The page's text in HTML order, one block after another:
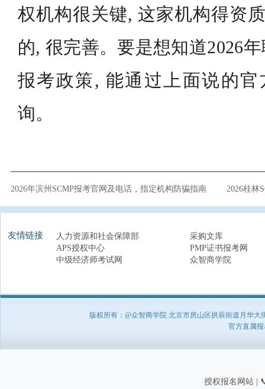
权机构很关键, 这家机构得资
的, 很完善。要是想知道2026
报考政策, 能通过上面说的
询。
2026年滨州SCMP报考官网及电话，指定机构防骗指南 2026桂林
友情链接 人力资源和社会保障部
采购文库
APS授权中心
PMP证书报考网
中级经济师考试网
众智商学院
版权所有：@众智商学院 北京市房山区拱辰街道月华
官方直属报
授权报名网站 |